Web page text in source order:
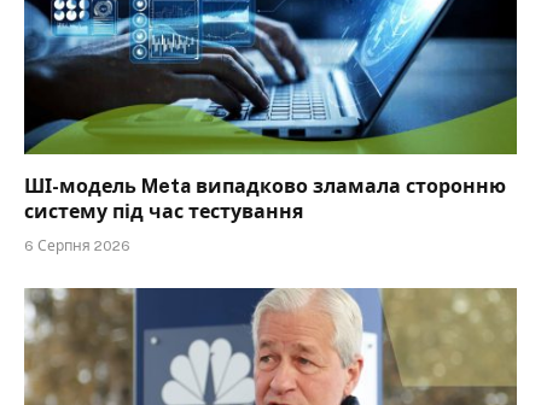
ШІ-модель Meta випадково зламала сторонню
систему під час тестування
6 Серпня 2026